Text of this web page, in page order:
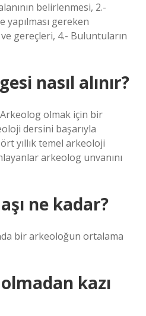
belirlenmesi, 2.-
yapılması gereken
ve gereçleri, 4.- Buluntuların
nasıl alınır?
olmak için bir
dersini başarıyla
yıllık temel arkeoloji
arkeolog unvanını
ne kadar?
bir arkeoloğun ortalama
kazı